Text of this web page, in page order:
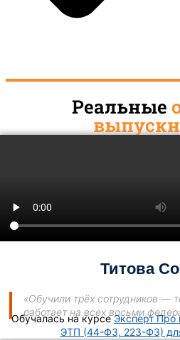
Реальные
Титова
«Обучили трёх сотрудников —
работает на всех восьми
Обучалась на курсеЭксперт Про
ЭТП (44-ФЗ, 223-ФЗ)